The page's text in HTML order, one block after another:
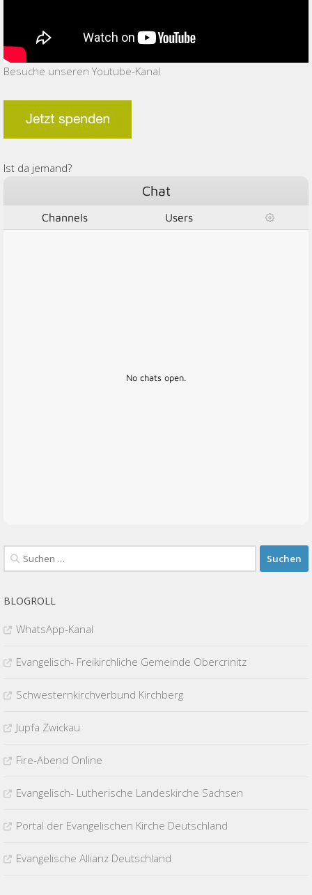
Besuche unseren Youtube-Kanal
Ist da jemand?
Chat
Channels Users
No chats open.
Suchen
nach:
BLOGROLL
WhatsApp-Kanal
Evangelisch- Freikirchliche Gemeinde Obercrinitz
Schwesternkirchverbund Kirchberg
Jupfa Zwickau
Fire-Abend Online
Evangelisch- Lutherische Landeskirche Sachsen
Portal der Evangelischen Kirche Deutschland
Evangelische Allianz Deutschland